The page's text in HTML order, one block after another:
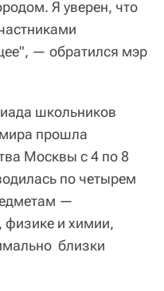
Я уверен, что
— обратился мэр
школьников
прошла
Москвы с 4 по 8
по четырем
—
физике и химии,
близки